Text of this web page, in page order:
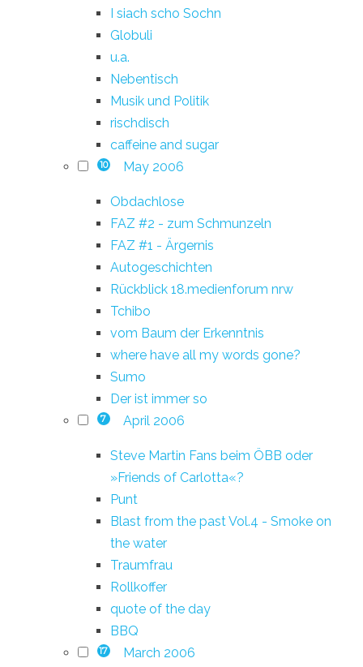
I siach scho Sochn
Globuli
u.a.
Nebentisch
Musik und Politik
rischdisch
caffeine and sugar
10 May 2006
Obdachlose
FAZ #2 - zum Schmunzeln
FAZ #1 - Ärgernis
Autogeschichten
Rückblick 18.medienforum nrw
Tchibo
vom Baum der Erkenntnis
where have all my words gone?
Sumo
Der ist immer so
7 April 2006
Steve Martin Fans beim ÖBB oder
»Friends of Carlotta«?
Punt
Blast from the past Vol.4 - Smoke on
the water
Traumfrau
Rollkoffer
quote of the day
BBQ
17 March 2006